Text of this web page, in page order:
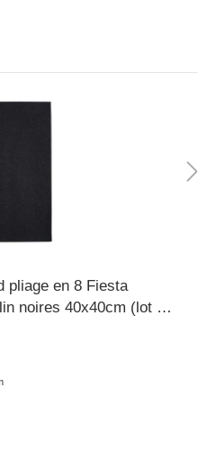
pliage en 8 Fiesta
noires 40x40cm (lot de